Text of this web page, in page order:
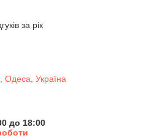
за рік
Одеса, Україна
до 18:00